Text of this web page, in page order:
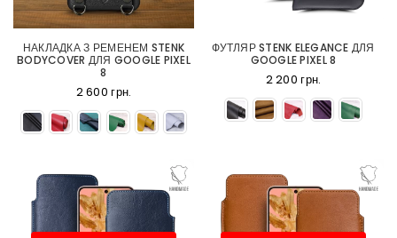
НАКЛАДКА З РЕМЕНЕМ STENK
BODYCOVER ДЛЯ GOOGLE PIXEL
8
2 600 грн.
ФУТЛЯР STENK ELEGANCE ДЛЯ
GOOGLE PIXEL 8
2 200 грн.